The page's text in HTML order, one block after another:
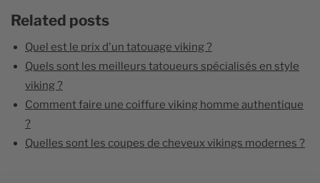
Related posts
Quel est le prix d'un tatouage viking ?
Quels sont les meilleurs tatoueurs spécialisés en style
viking ?
Comment faire une coiffure viking homme authentique
?
Quelles sont les coupes de cheveux vikings modernes ?